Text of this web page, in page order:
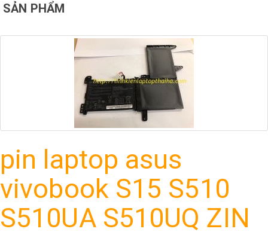
SẢN PHẨM
pin laptop asus
vivobook S15 S510
S510UA S510UQ ZIN